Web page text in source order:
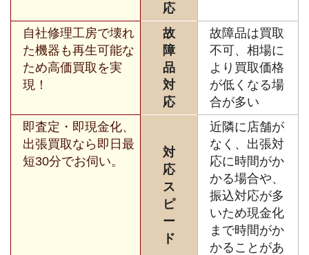
応
自社修理工房で壊れ
た機器も再生可能な
ため高価買取を実
現！
故
障
品
対
応
故障品は買取
不可、相場に
より買取価格
が低くなる場
合が多い
即査定・即現金化、
出張買取なら即日最
短30分でお伺い。
対
応
ス
ピ
ー
ド
近隣に店舗が
なく、出張対
応に時間がか
かる場合や、
振込対応が多
いため現金化
まで時間がか
かることがあ